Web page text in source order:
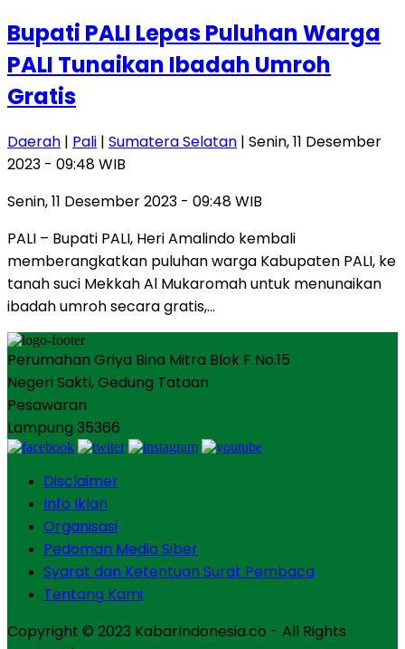
Bupati PALI Lepas Puluhan Warga
PALI Tunaikan Ibadah Umroh
Gratis
Daerah | Pali | Sumatera Selatan | Senin, 11 Desember
2023 - 09:48 WIB
Senin, 11 Desember 2023 - 09:48 WIB
PALI – Bupati PALI, Heri Amalindo kembali
memberangkatkan puluhan warga Kabupaten PALI, ke
tanah suci Mekkah Al Mukaromah untuk menunaikan
ibadah umroh secara gratis,…
Perumahan Griya Bina Mitra Blok F No.15
Negeri Sakti, Gedung Tataan
Pesawaran
Lampung 35366
Disclaimer
Info Iklan
Organisasi
Pedoman Media Siber
Syarat dan Ketentuan Surat Pembaca
Tentang Kami
Copyright © 2023 KabarIndonesia.co - All Rights